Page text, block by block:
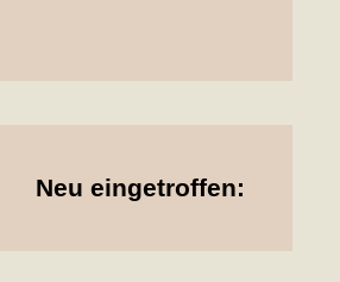
Neu eingetroffen: